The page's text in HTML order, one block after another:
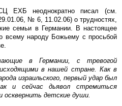
ЕХБ неоднократно писал (см.
№ 6, 11.02.06) о трудностях,
семьи в Германии. В настоящее
народу Божьему с просьбой
в Германии, с тревогой
в нашей стране. Как в
и сейчас дьявол стремиться
Бога и осквернить детские души.